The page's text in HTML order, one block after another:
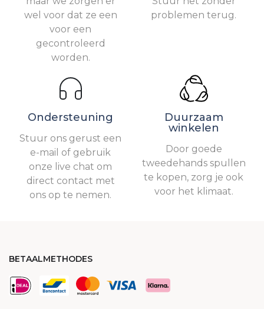
wel voor dat ze een
voor een
gecontroleerd
worden.
problemen terug.
Ondersteuning
Stuur ons gerust een
e-mail of gebruik
onze live chat om
direct contact met
ons op te nemen.
Duurzaam
winkelen
Door goede
tweedehands spullen
te kopen, zorg je ook
voor het klimaat.
BETAALMETHODES